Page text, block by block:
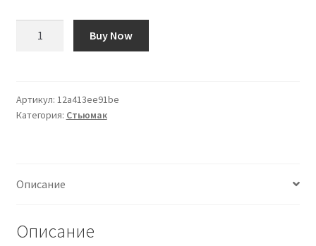
con
Perillas
Ranuradas
Buy Now
Артикул: 12a413ee91be
Категория: Стьюмак
Описание
Описание